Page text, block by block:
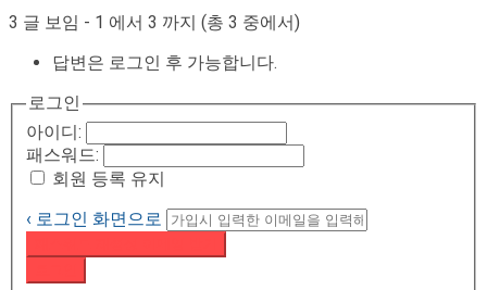
3 글 보임 - 1 에서 3 까지 (총 3 중에서)
답변은 로그인 후 가능합니다.
로그인
아이디:
패스워드:
회원 등록 유지
‹ 로그인 화면으로